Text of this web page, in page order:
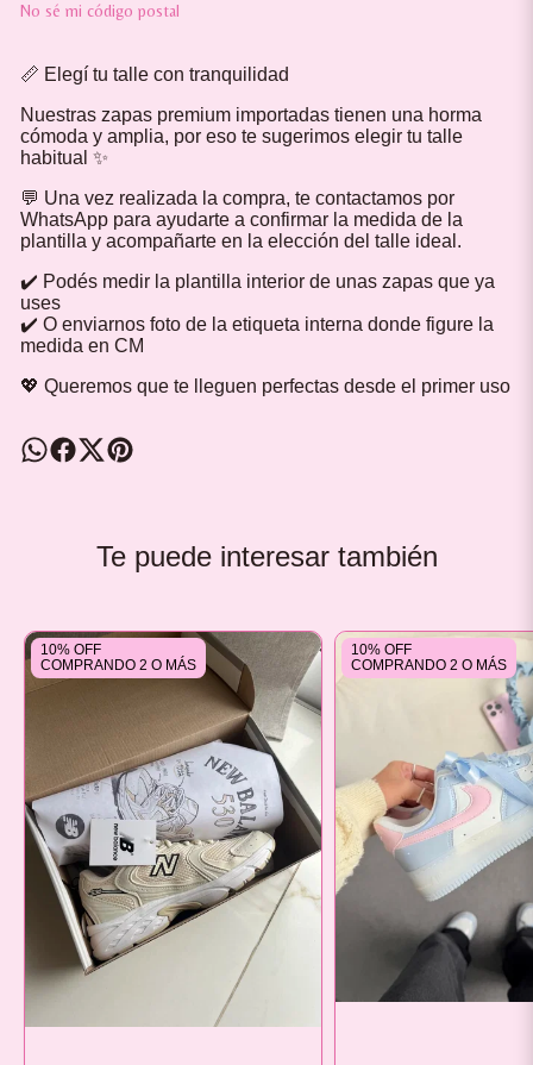
No sé mi código postal
📏 Elegí tu talle con tranquilidad
Nuestras zapas premium importadas tienen una horma
cómoda y amplia, por eso te sugerimos elegir tu talle
habitual ✨
💬 Una vez realizada la compra, te contactamos por
WhatsApp para ayudarte a confirmar la medida de la
plantilla y acompañarte en la elección del talle ideal.
✔️ Podés medir la plantilla interior de unas zapas que ya
uses
✔️ O enviarnos foto de la etiqueta interna donde figure la
medida en CM
💖 Queremos que te lleguen perfectas desde el primer uso
Te puede interesar también
10% OFF
COMPRANDO 2 O MÁS
10% OFF
COMPRANDO 2 O MÁS